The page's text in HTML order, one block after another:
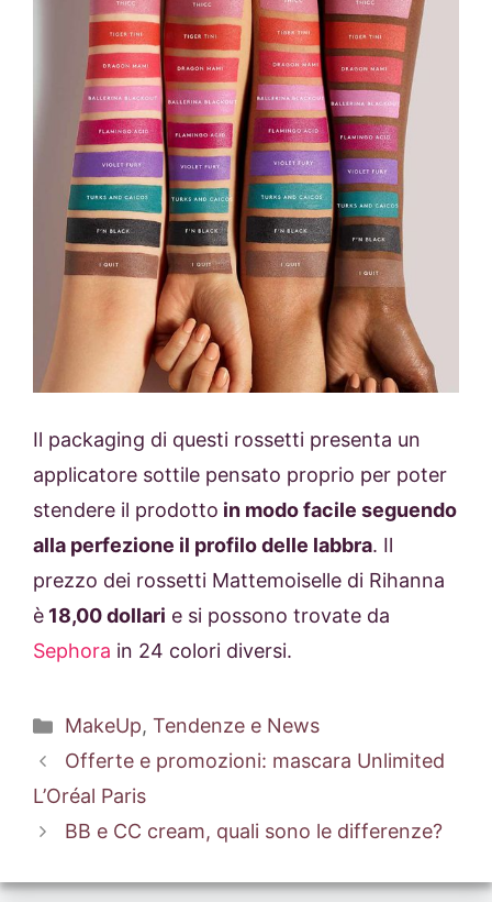
Il packaging di questi rossetti presenta un
applicatore sottile pensato proprio per poter
stendere il prodotto in modo facile seguendo
alla perfezione il profilo delle labbra. Il
prezzo dei rossetti Mattemoiselle di Rihanna
è 18,00 dollari e si possono trovate da
Sephora in 24 colori diversi.
Categorie
MakeUp, Tendenze e News
Offerte e promozioni: mascara Unlimited
L’Oréal Paris
BB e CC cream, quali sono le differenze?